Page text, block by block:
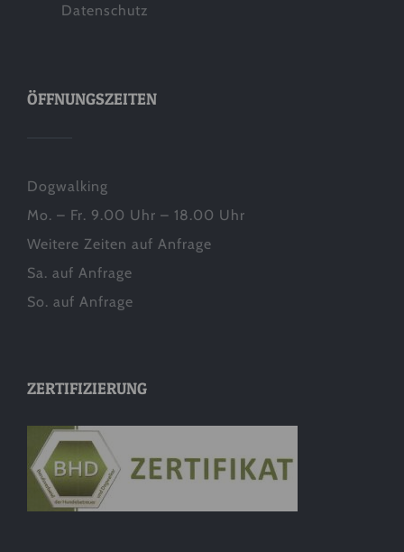
Datenschutz
ÖFFNUNGSZEITEN
Dogwalking
Mo. – Fr. 9.00 Uhr – 18.00 Uhr
Weitere Zeiten auf Anfrage
Sa. auf Anfrage
So. auf Anfrage
ZERTIFIZIERUNG